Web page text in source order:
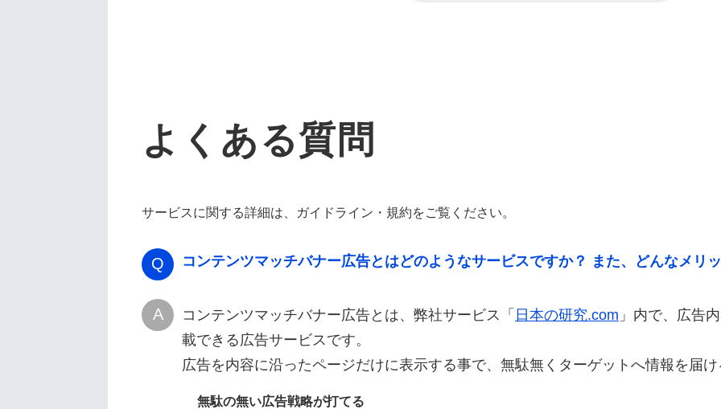
よくある質問
サービスに関する詳細は、 ガイドライン・規約をご覧ください。
Q コンテンツマッチバナー広告とはどのようなサービスですか？ また、どんなメリ
A コンテンツマッチバナー広告とは、弊社サービス「 日本の研究.com 」内で、広告
載できる広告サービスです。
広告を内容に沿ったページだけに表示する事で、無駄無くターゲットへ情報を届
無駄の無い広告戦略が打てる